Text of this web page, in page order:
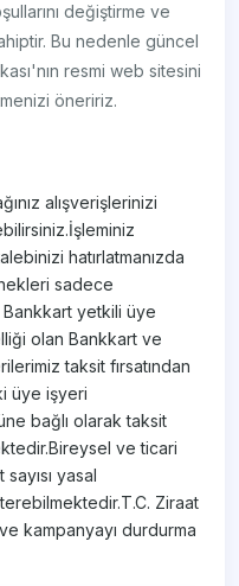
değiştirme ve
Bu nedenle güncel
resmi web sitesini
öneririz.
alışverişlerinizi
hatırlatmanızda
sadece
yetkili üye
olan Bankkart ve
taksit fırsatından
üye işyeri
bağlı olarak taksit
ve ticari
yasal
Ziraat
kampanyayı durdurma